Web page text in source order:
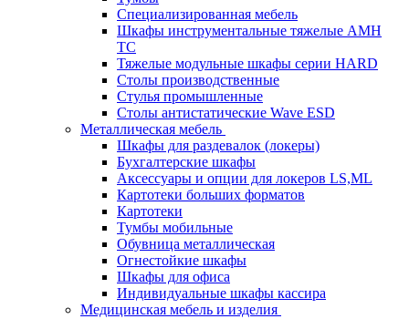
Cпециализированная мебель
Шкафы инструментальные тяжелые AMH
TC
Тяжелые модульные шкафы серии HARD
Столы производственные
Стулья промышленные
Столы антистатические Wave ESD
Металлическая мебель
Шкафы для раздевалок (локеры)
Бухгалтерские шкафы
Аксессуары и опции для локеров LS,ML
Картотеки больших форматов
Картотеки
Тумбы мобильные
Обувница металлическая
Огнестойкие шкафы
Шкафы для офиса
Индивидуальные шкафы кассира
Медицинская мебель и изделия